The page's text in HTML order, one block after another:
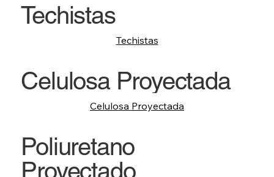
Techistas
Techistas
Celulosa Proyectada
Celulosa Proyectada
Poliuretano
Proyectado